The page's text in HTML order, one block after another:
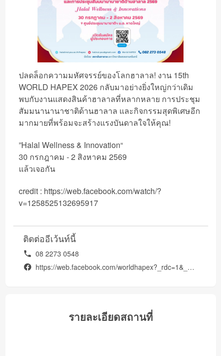
ปลดล็อกความมหัศจรรย์ของโลกฮาลาล! งาน 15th
WORLD HAPEX 2026 กลับมาอย่างยิ่งใหญ่กว่าเดิม
พบกับงานแสดงสินค้าฮาลาลที่หลากหลาย การประชุม
สัมมนานานาชาติด้านฮาลาล และกิจกรรมสุดพิเศษอีก
มากมายที่พร้อมจะสร้างแรงบันดาลใจให้คุณ!
”Halal Wellness & Innovation“
30 กรกฎาคม - 2 สิงหาคม 2569
แล้วเจอกัน
credit : https://web.facebook.com/watch/?
v=1258525132695917
ติดต่ออีเว้นท์นี้
08 2273 0548
https://web.facebook.com/worldhapex?_rdc=1&_rdr#
รายละเอียดสถานที่